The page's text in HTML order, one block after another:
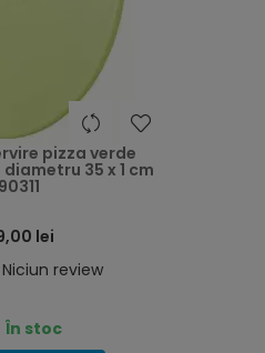
heart
pizza verde
35 x 1 cm
90311
lei
Niciun review
În stoc